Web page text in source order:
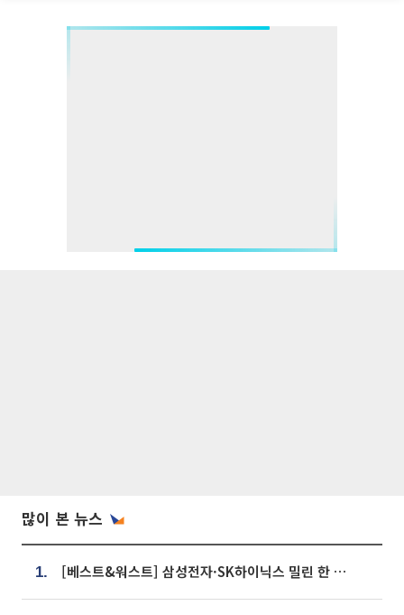
많이 본 뉴스
1. [베스트&워스트] 삼성전자·SK하이닉스 밀린 한 주…상상인증권은 85% 급등